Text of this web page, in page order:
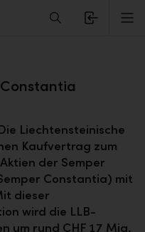
Liechtensteinische
Kaufvertrag zum
der Semper
Constantia) mit
dieser
wird die LLB-
um rund CHF 17 Mia.